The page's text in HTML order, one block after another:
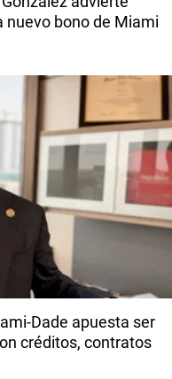
nuevo bono de Miami
Dade apuesta ser
créditos, contratos